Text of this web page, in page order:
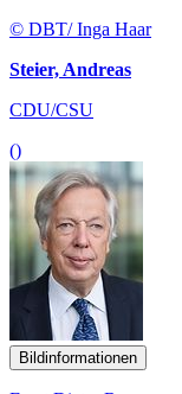
© DBT/ Inga Haar
Steier, Andreas
CDU/CSU
()
Bildinformationen